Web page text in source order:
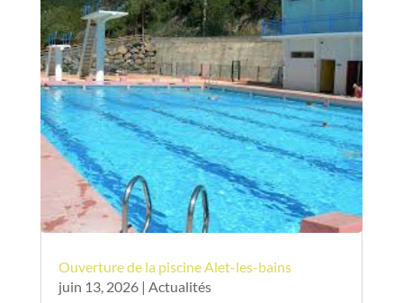
Ouverture de la piscine Alet-les-bains
juin 13, 2026| Actualités